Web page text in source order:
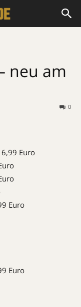
neu am
0
Euro
Euro
Euro